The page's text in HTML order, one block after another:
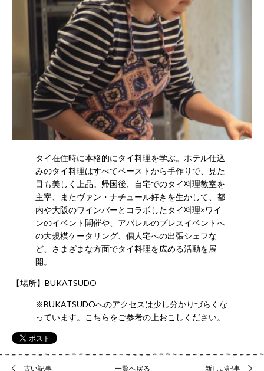
タイ在住時に本格的にタイ料理を学ぶ。ホテル仕込
みのタイ料理はすべてペーストから手作りで、見た
目も美しく上品。帰国後、自宅でのタイ料理教室を
主宰、またヴァン・ナチュール好きを生かして、都
内や大阪のワインバーとコラボしたタイ料理×ワイ
ンのイベント開催や、アパレルのプレスイベントへ
の大規模ケータリング、個人宅への出張シェフな
ど、さまざまな方面でタイ料理を広める活動を展
開。
【場所】 BUKATSUDO
※BUKATSUDOへのアクセスは少し分かりづらくな
っています。
こちらをご参考の上おこしください。
古い記事 一覧へ戻る 新しい記事
せ
045-
681-
2880
プ
イ
バ
リ
ー